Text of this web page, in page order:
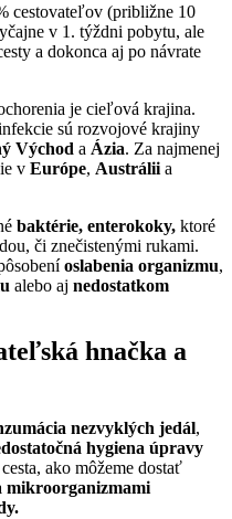
cestovateľov (približne 10
v 1. týždni pobytu, ale
a dokonca aj po návrate
je cieľová krajina.
sú rozvojové krajiny
Východ a Ázia. Za najmenej
v Európe, Austrálii a
baktérie, enterokoky, ktoré
či znečistenými rukami.
oslabenia organizmu,
alebo aj nedostatkom
hnačka a
nezvyklých jedál,
hygiena úpravy
ako môžeme dostať
mikroorganizmami